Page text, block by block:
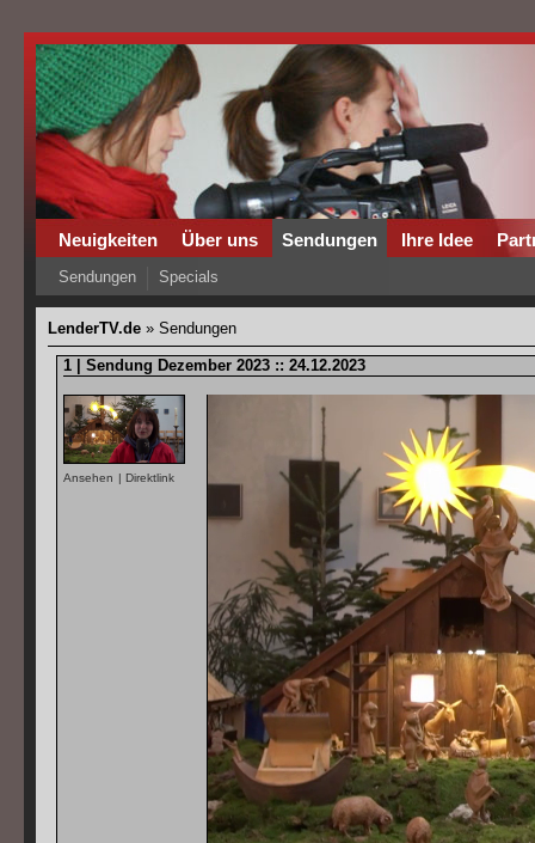
Neuigkeiten Über uns Sendungen Ihre Idee
Sendungen Specials
LenderTV.de » Sendungen
1 | Sendung Dezember 2023 :: 24.12.2023
Ansehen | Direktlink